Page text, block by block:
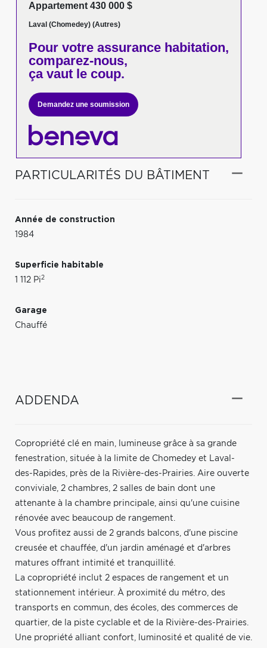
Appartement 430 000 $
Laval (Chomedey) (Autres)
Pour votreassurance habitation,
comparez-nous,
ça vaut le coup.
Demandez une soumission
PARTICULARITÉS DU BÂTIMENT
Année de construction
1984
Superficie habitable
1 112 Pi2
Garage
Chauffé
ADDENDA
Copropriété clé en main, lumineuse grâce à sa grande
fenestration, située à la limite de Chomedey et Laval-
des-Rapides, près de la Rivière-des-Prairies. Aire ouverte
conviviale, 2 chambres, 2 salles de bain dont une
attenante à la chambre principale, ainsi qu'une cuisine
rénovée avec beaucoup de rangement.
Vous profitez aussi de 2 grands balcons, d'une piscine
creusée et chauffée, d'un jardin aménagé et d'arbres
matures offrant intimité et tranquillité.
La copropriété inclut 2 espaces de rangement et un
stationnement intérieur. À proximité du métro, des
transports en commun, des écoles, des commerces de
quartier, de la piste cyclable et de la Rivière-des-Prairies.
Une propriété alliant confort, luminosité et qualité de vie.